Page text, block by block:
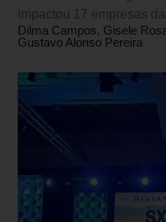
impactou 17 empresas
Dilma Campos, Gisele
Gustavo Alonso Pereira